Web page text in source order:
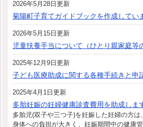
2026年5月28日更新
菊陽町子育てガイドブックを作成してい
2026年5月15日更新
児童扶養手当について（ひとり親家庭等
2025年12月9日更新
子ども医療助成に関する各種手続きと申
2025年4月1日更新
多胎妊娠の妊婦健康診査費用を助成しま
多胎児(双子や三つ子)を妊娠した妊婦の方は
身体への負担が大きく、妊娠期間中の健康